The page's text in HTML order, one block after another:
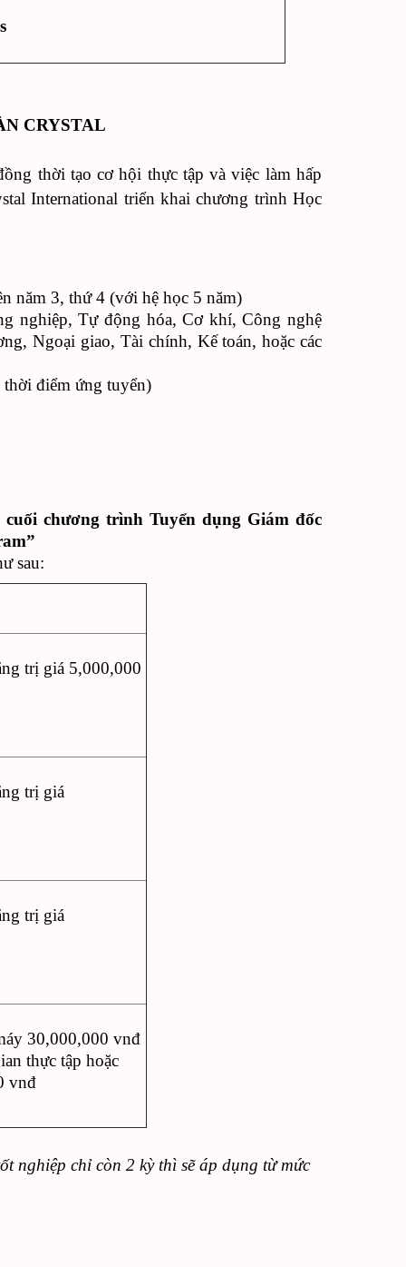
CRYSTAL
thời tạo cơ hội thực tập và việc làm hấp
International triển khai chương trình Học
năm 3, thứ 4 (với hệ học 5 năm)
nghiệp, Tự động hóa, Cơ khí, Công nghệ
Ngoại giao, Tài chính, Kế toán, hoặc các
điểm ứng tuyển)
chương trình Tuyển dụng Giám đốc
sau:
trị giá 5,000,000
trị giá
trị giá
30,000,000 vnđ
thực tập hoặc
vnđ
nghiệp chỉ còn 2 kỳ thì sẽ áp dụng từ mức